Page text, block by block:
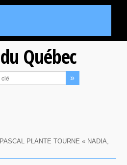
Québec
PASCAL PLANTE TOURNE « NADIA,